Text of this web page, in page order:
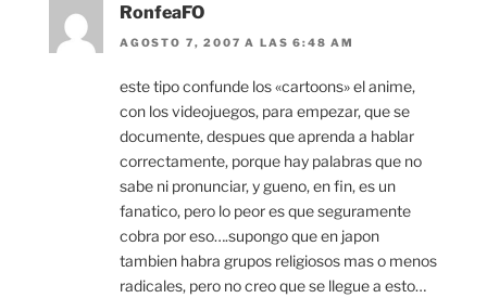
RonfeaFO
AGOSTO 7, 2007 A LAS 6:48 AM
este tipo confunde los «cartoons» el anime,
con los videojuegos, para empezar, que se
documente, despues que aprenda a hablar
correctamente, porque hay palabras que no
sabe ni pronunciar, y gueno, en fin, es un
fanatico, pero lo peor es que seguramente
cobra por eso….supongo que en japon
tambien habra grupos religiosos mas o menos
radicales, pero no creo que se llegue a esto…